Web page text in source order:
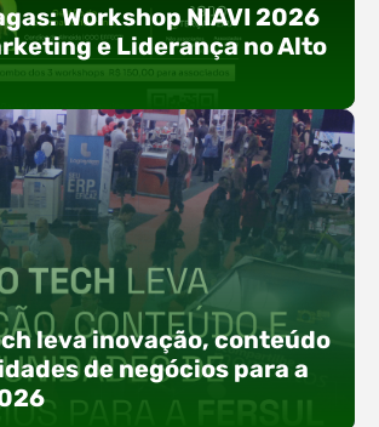
Workshop NIAVI 2026
e Liderança no Alto
de impulsionar a produtividade, a
e a gestão nas empresas do
de Tecnologia da Informação
ACIRS, realiza a edição
NIAVI. O evento foi
leva inovação, conteúdo
de negócios para a